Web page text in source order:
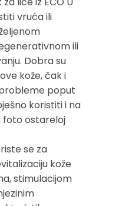
vruća ili
ili
Dobra su
kože, čak i
poput
koristiti i na
foto ostareloj
se za
kože
stimulacijom